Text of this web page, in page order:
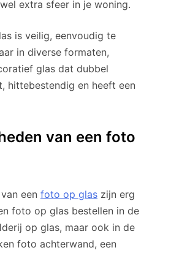
extra sfeer in je woning.
is veilig, eenvoudig te
in diverse formaten,
glas dat dubbel
hittebestendig en heeft een
van een foto
een foto op glas zijn erg
foto op glas bestellen in de
op glas, maar ook in de
foto achterwand, een